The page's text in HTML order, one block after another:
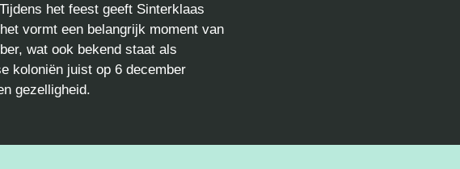
het feest geeft Sinterklaas
vormt een belangrijk moment van
wat ook bekend staat als
koloniën juist op 6 december
gezelligheid.